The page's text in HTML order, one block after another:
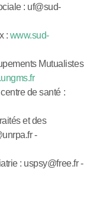
: uf@sud-
: www.sud-
Mutualistes
de santé :
et des
-
: uspsy@free.fr -